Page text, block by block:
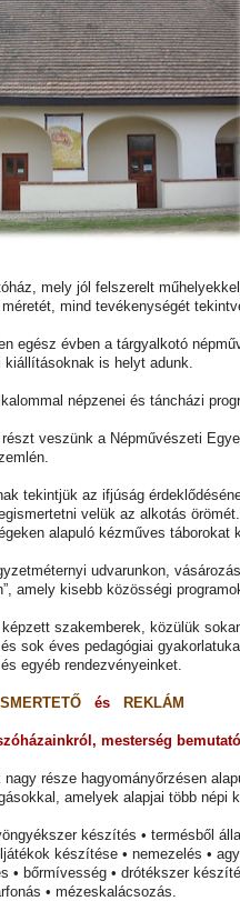
mely jól felszerelt
mind tevékenységét
egész évben a tárgyalkotó
kiállításoknak is helyt adunk.
népzenei és táncházi
részt veszünk a Népművészeti
tekintjük az ifjúság
velük az alkotás
alapuló kézműves táborokat
udvarunkon,
amely kisebb közösségi
szakemberek, közülük
sok éves pedagógiai
egyéb rendezvényeinket.
és REKLÁM
mesterség
része hagyományőrzésen
amelyek alapjai több népi
készítés • termésből
készítése • nemezelés •
• bőrmívesség • drótékszer
• mézeskalácsozás.